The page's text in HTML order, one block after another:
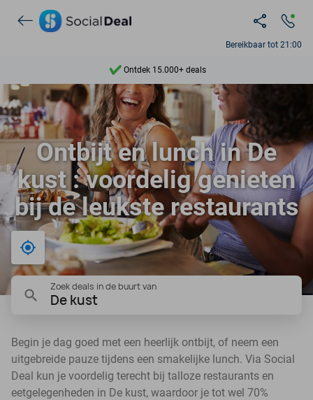
Bereikbaar tot 21:00
Ontdek 15.000+ deals
7 dagen per week beschikbaar
10+ miljoen leden
9,4
Ontdek 15.000+ deals
Ontbijt en lunch in De
kust : voordelig genieten
bij de leukste restaurants
Bij mij in de buurt
Zoek deals in de buurt van
De kust
Begin je dag goed met een heerlijk ontbijt, of neem een
uitgebreide pauze tijdens een smakelijke lunch. Via Social
Deal kun je voordelig terecht bij talloze restaurants en
eetgelegenheden in De kust, waardoor je tot wel 70%